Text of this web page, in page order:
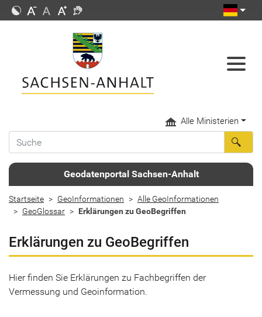
Alle Ministerien
Geodatenportal Sachsen-Anhalt
Startseite GeoInformationen
Alle GeoInformationen
GeoGlossar
Erklärungen zu GeoBegriffen
Erklärungen zu GeoBegriffen
Hier finden Sie Erklärungen zu Fachbegriffen der
Vermessung und Geoinformation.